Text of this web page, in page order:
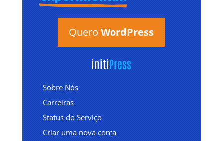
Quero WordPress
initiPress
Sobre Nós
Carreiras
Status do Serviço
Criar uma nova conta